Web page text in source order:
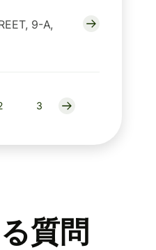
9-A,
3
質問